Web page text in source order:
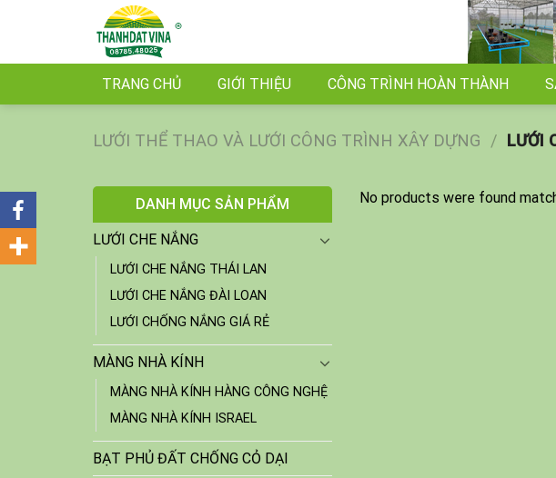
TRANG CHỦ
GIỚI THIỆU CÔNG TRÌNH HOÀN THÀNH
LƯỚI THỂ THAO VÀ LƯỚI CÔNG TRÌNH XÂY DỰNG / LƯỚI
DANH MỤC SẢN PHẨM
LƯỚI CHE NẮNG
LƯỚI CHE NẮNG THÁI LAN
LƯỚI CHE NẮNG ĐÀI LOAN
LƯỚI CHỐNG NẮNG GIÁ RẺ
MÀNG NHÀ KÍNH
MÀNG NHÀ KÍNH HÀNG CÔNG NGHỆ
MÀNG NHÀ KÍNH ISRAEL
BẠT PHỦ ĐẤT CHỐNG CỎ DẠI
No products were found